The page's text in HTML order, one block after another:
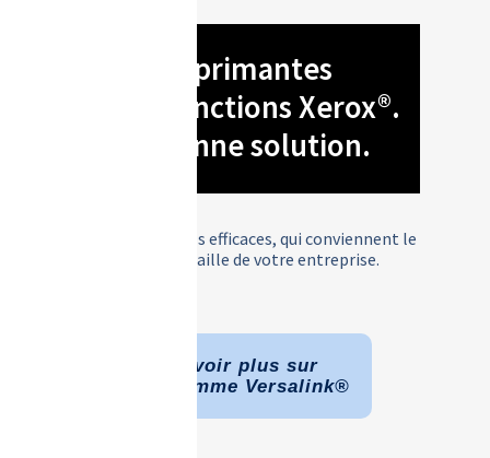
Imprimantes
multifonctions Xerox®.
La bonne solution.
Trouvez les outils efficaces, qui conviennent le
mieux à la taille de votre entreprise.
En savoir plus sur
La gamme Versalink®